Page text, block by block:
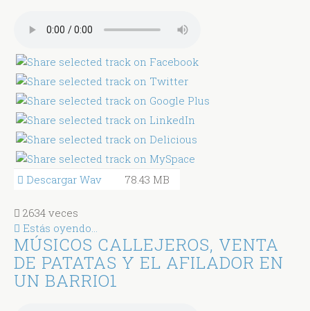
Descargar Wav 78.43 MB
2634 veces
Estás oyendo...
MÚSICOS CALLEJEROS, VENTA
DE PATATAS Y EL AFILADOR EN
UN BARRIO1